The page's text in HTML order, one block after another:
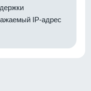
IP-адрес